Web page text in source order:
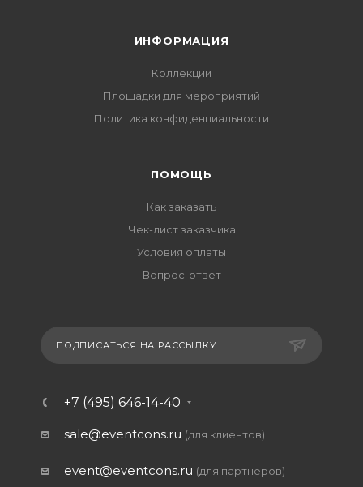
ИНФОРМАЦИЯ
Коллекции
Площадки для мероприятий
Политика конфиденциальности
ПОМОЩЬ
Как заказать
Чек-лист заказчика
Условия оплаты
Вопрос-ответ
ПОДПИСАТЬСЯ НА РАССЫЛКУ
+7 (495) 646-14-40
sale@eventcons.ru (для клиентов)
event@eventcons.ru (для партнёров)